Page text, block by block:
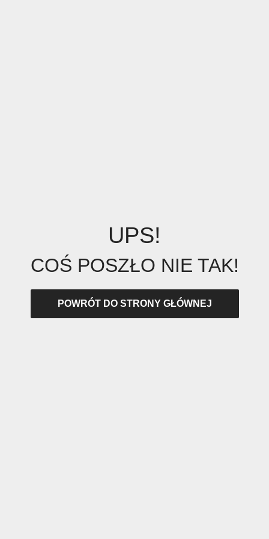
UPS!
COŚ POSZŁO NIE TAK!
POWRÓT DO STRONY GŁÓWNEJ